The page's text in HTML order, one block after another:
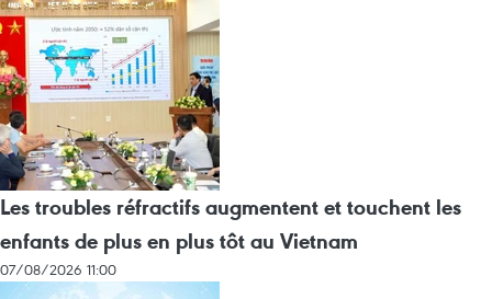
Les troubles réfractifs augmentent et touchent les
enfants de plus en plus tôt au Vietnam
07/08/2026 11:00